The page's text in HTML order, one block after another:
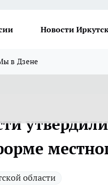
Новости
в Дзене
области